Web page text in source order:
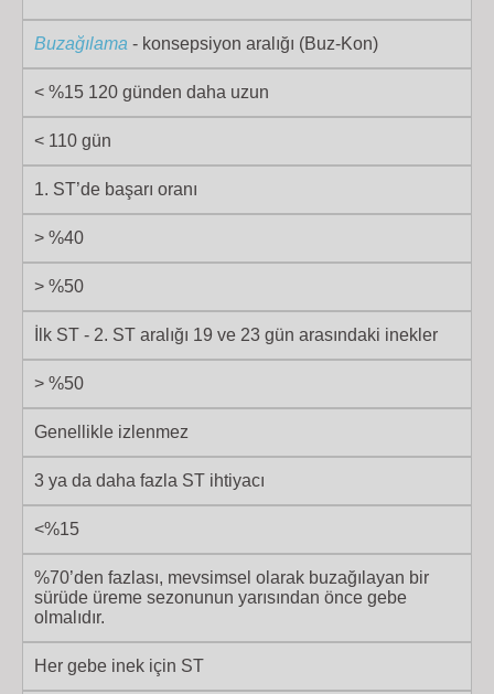
Buzağılama - konsepsiyon aralığı (Buz-Kon)
< %15 120 günden daha uzun
< 110 gün
1. ST’de başarı oranı
> %40
> %50
İlk ST - 2. ST aralığı 19 ve 23 gün arasındaki inekler
> %50
Genellikle izlenmez
3 ya da daha fazla ST ihtiyacı
<%15
%70’den fazlası, mevsimsel olarak buzağılayan bir
sürüde üreme sezonunun yarısından önce gebe
olmalıdır.
Her gebe inek için ST